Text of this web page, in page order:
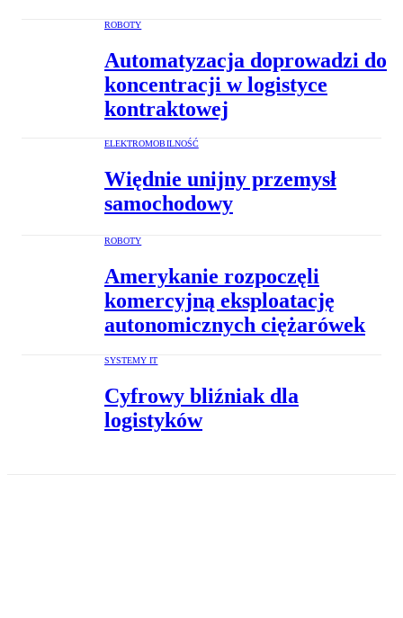
ROBOTY
Automatyzacja doprowadzi do
koncentracji w logistyce
kontraktowej
ELEKTROMOBILNOŚĆ
Więdnie unijny przemysł
samochodowy
ROBOTY
Amerykanie rozpoczęli
komercyjną eksploatację
autonomicznych ciężarówek
SYSTEMY IT
Cyfrowy bliźniak dla
logistyków